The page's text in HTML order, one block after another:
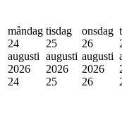
måndag
24
augusti
2026
24
tisdag
25
augusti
2026
25
onsdag
26
augusti
2026
26